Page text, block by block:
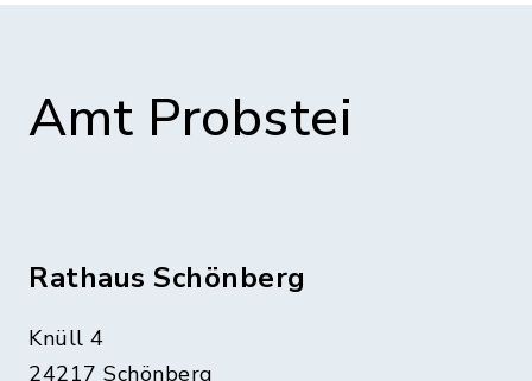
Amt Probstei
Rathaus Schönberg
Knüll 4
24217 Schönberg